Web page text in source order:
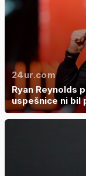
24ur.com
Ryan Reynolds
uspešnice ni bil